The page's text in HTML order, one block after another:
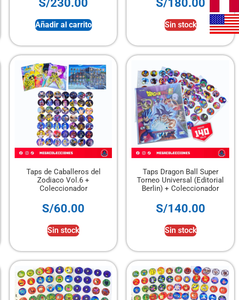
S/230.00
Añadir al carrito
S/180.00
Sin stock
Taps de Caballeros del
Zodiaco Vol.6 +
Coleccionador
S/60.00
Sin stock
Taps Dragon Ball Super
Torneo Universal (Editorial
Berlin) + Coleccionador
S/140.00
Sin stock